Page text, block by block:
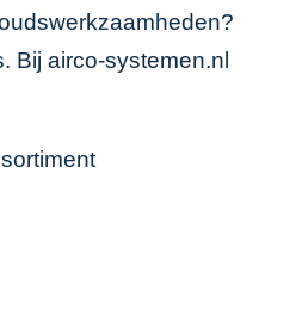
Bij airco-systemen.nl